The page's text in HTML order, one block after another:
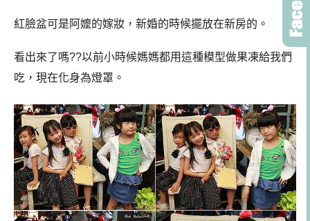
紅臉盆可是阿嬤的嫁妝，新婚的時候擺放在新房的。
看出來了嗎??以前小時候媽媽都用這種模型做果凍給我們
吃，現在化身為燈罩。